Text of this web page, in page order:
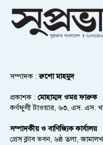
সম্পাদক :রুশো মাহমুদ
প্রকাশক : মোহাম্মদ ওমর ফারুক
কর্ণফুলী টাওয়ার, ৬৩, এস. এস.
সম্পাদকীয় ও বাণিজ্যিক কার্যালয়
প্রেস ক্লাব ভবন, ৬ষ্ঠ তলা,